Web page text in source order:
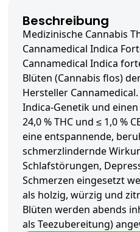
Beschreibung
Medizinische Cannabis
Cannamedical Indica
Cannamedical Indica
Blüten (Cannabis flos)
Hersteller
Indica-Genetik und
24,0 % THC und ≤ 1,0 %
eine entspannende,
schmerzlindernde
Schlafstörungen,
Schmerzen eingesetzt
als holzig, würzig und
Blüten werden abends
als Teezubereitung)